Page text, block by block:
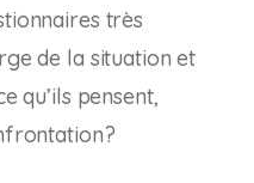
très
de la situation et
qu’ils pensent,